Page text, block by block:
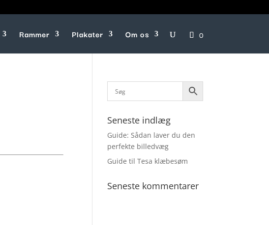
Rammer Plakater Om os 0
Seneste indlæg
Guide: Sådan laver du den
perfekte billedvæg
Guide til Tesa klæbesøm
Seneste kommentarer